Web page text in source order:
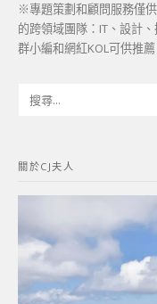
※專題策劃和顧問服務僅
的跨領域團隊：IT、設計
群小編和網紅KOL可供推薦
字:
關於CJ夫人